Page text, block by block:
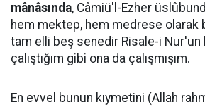
mânâsında, Câmiü'l-Ezher
hem mektep, hem medrese olarak
tam elli beş senedir Risale-i Nur'un
çalıştığım gibi ona da çalışmışım.
En evvel bunun kıymetini (Allah